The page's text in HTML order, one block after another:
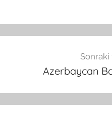
Sonraki
Azerbaycan